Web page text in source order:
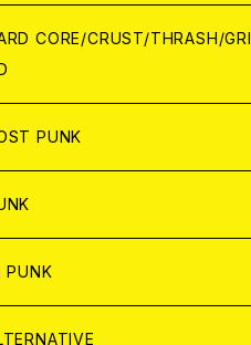
ログ
CONTENTS
CORE/CRUST/THRASH/GRI
PUNK
PUNK